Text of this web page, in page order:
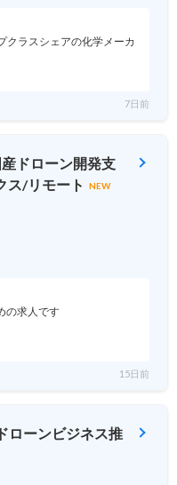
クラスシェアの化学メーカ
7日前
ドローン開発支
ス/リモート
NEW
の求人です
15日前
ローンビジネス推